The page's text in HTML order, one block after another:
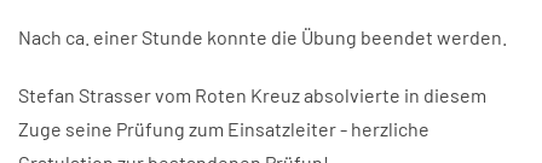
Nach ca. einer Stunde konnte die Übung beendet werden.
Stefan Strasser vom Roten Kreuz absolvierte in diesem
Zuge seine Prüfung zum Einsatzleiter - herzliche